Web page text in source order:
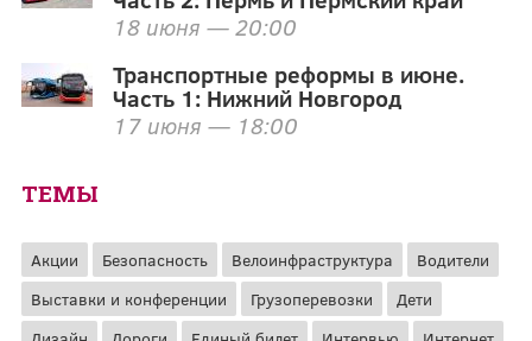
18 июня — 20:00
Транспортные реформы в июне.
Часть 1: Нижний Новгород
17 июня — 18:00
ТЕМЫ
Акции Безопасность Велоинфраструктура
Водители
Выставки и конференции
Грузоперевозки
Дети